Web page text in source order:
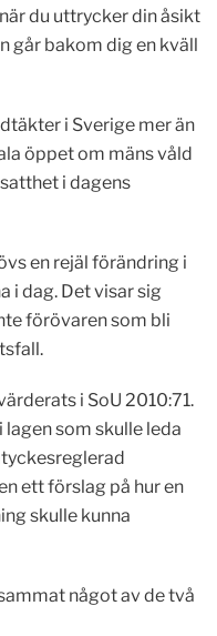
du uttrycker din åsikt
går bakom dig en kväll
i Sverige mer än
öppet om mäns våld
i dagens
en rejäl förändring i
i dag. Det visar sig
förövaren som bli
i SoU 2010:71.
som skulle leda
ett förslag på hur en
skulle kunna
något av de två